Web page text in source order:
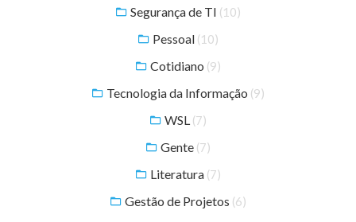
Segurança de TI (10)
Pessoal (10)
Cotidiano (9)
Tecnologia da Informação (9)
WSL (7)
Gente (7)
Literatura (7)
Gestão de Projetos (6)